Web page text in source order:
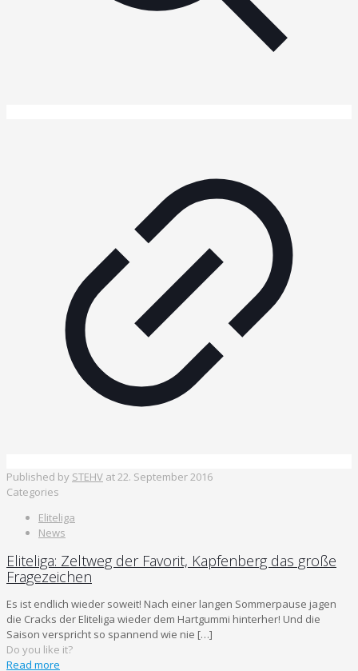
Published by STEHV at22. September 2016
Categories
Eliteliga
News
Eliteliga: Zeltweg der Favorit, Kapfenberg das große
Fragezeichen
Es ist endlich wieder soweit! Nach einer langen Sommerpause jagen
die Cracks der Eliteliga wieder dem Hartgummi hinterher! Und die
Saison verspricht so spannend wie nie […]
Do you like it?
Read more